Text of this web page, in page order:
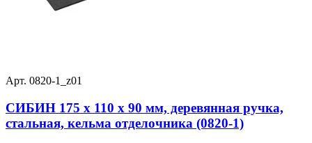
Арт. 0820-1_z01
СИБИН 175 х 110 х 90 мм, деревянная ручка,
стальная, кельма отделочника (0820-1)